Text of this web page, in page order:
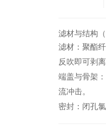
滤材与结构
滤材：聚酯
反吹即可剥
端盖与骨架
流冲击。
密封：闭孔